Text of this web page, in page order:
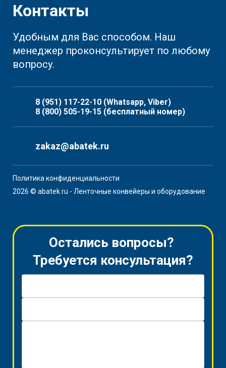
Контакты
Удобным для Вас способом. Наш
менеджер проконсультирует по любому
вопросу.
8 (951) 117-22-10 (Whatsapp, Viber)
8 (800) 505-19-15 (бесплатный номер)
zakaz@abatek.ru
Политика конфиденциальности
2026 © abatek.ru - Ленточные конвейеры и оборудование
Остались вопросы?
Требуется консультация?